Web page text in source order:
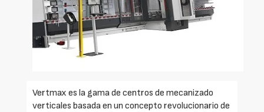
Vertmax es la gama de centros de mecanizado
verticales basada en un concepto revolucionario de